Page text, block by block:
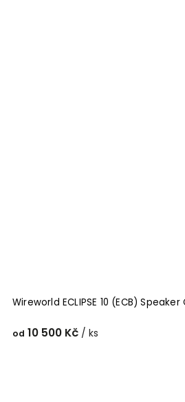
Wireworld ECLIPSE 10 (ECB) Speaker
od 10 500 Kč / ks